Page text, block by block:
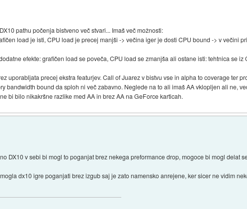
pathu počenja bistveno več stvari... Imaš več možnosti:
load je isti, CPU load je precej manjši -> večina iger je dosti CPU bound -> v večini
efekte: grafičen load se poveča, CPU load se zmanjša ali ostane isti: tehtnica se
uporabljata precej ekstra featurjev. Call of Juarez v bistvu vse in alpha to coverage ter
bandwidth bound da sploh ni več zabavno. Neglede na to ali imaš AA vklopljen ali ne,
bi bilo nikakršne razlike med AA in brez AA na GeForce karticah.
DX10 v sebi bi mogl to poganjat brez nekega preformance drop, mogoce bi mogl delat
dx10 igre poganjati brez izgub saj je zato namensko anrejene, ker sicer ne vidim